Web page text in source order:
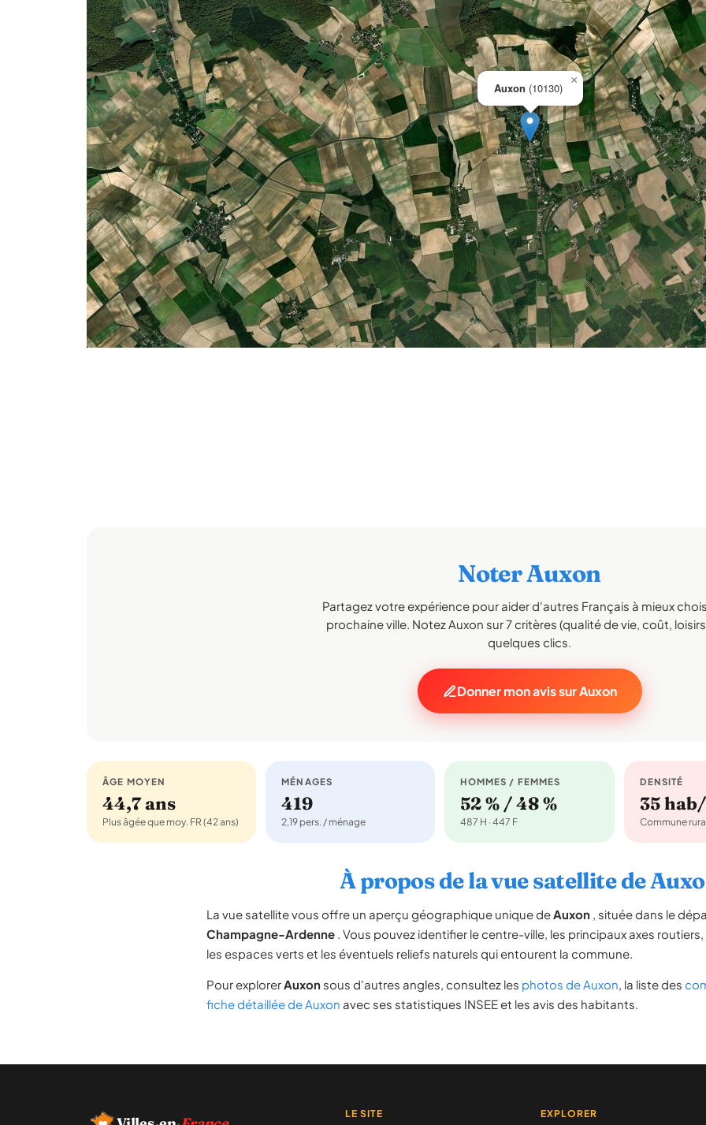
Auxon (10130)
×
Noter Auxon
Partagez votre expérience pour aider d'autres Français à mieux
prochaine ville. Notez Auxon sur 7 critères (qualité de vie, coût,
quelques clics.
Donner mon avis sur Auxon
ÂGE MOYEN
44,7 ans
Plus âgée que moy. FR (42 ans)
MÉNAGES
419
2,19 pers. / ménage
HOMMES / FEMMES
52 % / 48 %
487 H · 447 F
DENSITÉ
35
Commune
À propos de la vue satellite de
La vue satellite vous offre un aperçu géographique unique deAuxon , située dans le
Champagne-Ardenne . Vous pouvez identifier le centre-ville, les principaux axes
les espaces verts et les éventuels reliefs naturels qui entourent la commune.
Pour explorerAuxon sous d'autres angles, consultez les photos de Auxon, la liste des
fiche détaillée de Auxon avec ses statistiques INSEE et les avis des habitants.
LE SITE EXPLORER